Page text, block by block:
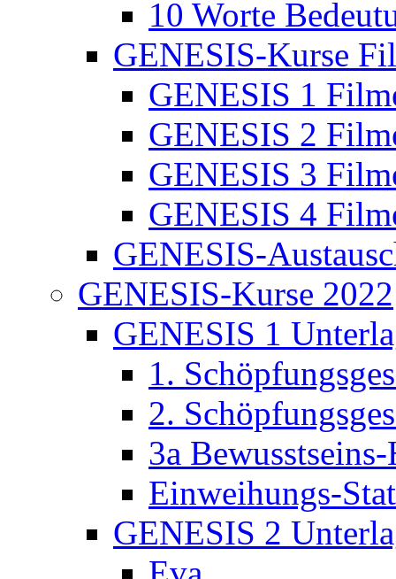
10 Worte
GENESIS-Kurse
GENESIS 1
GENESIS 2
GENESIS 3
GENESIS 4
GENESIS-
GENESIS-Kurse 2022
GENESIS 1
1.
2.
3a
Einweihungs-
GENESIS 2